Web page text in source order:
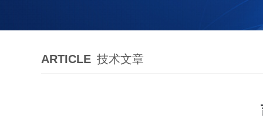
ARTICLE 技术文章